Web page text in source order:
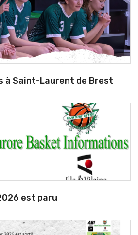
à Saint-Laurent de Brest
est paru